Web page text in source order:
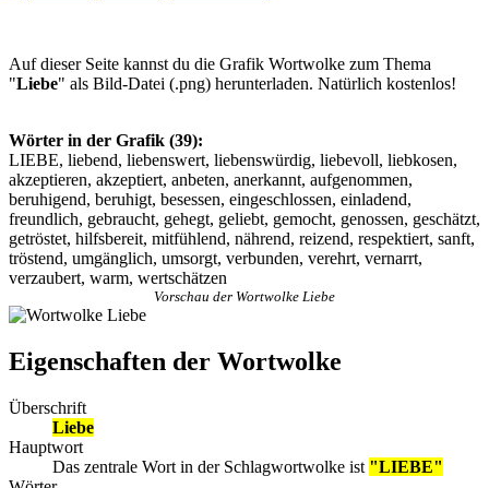
Auf dieser Seite kannst du die Grafik Wortwolke zum Thema
"Liebe" als Bild-Datei (.png) herunterladen. Natürlich kostenlos!
Wörter in der Grafik (39):
LIEBE, liebend, liebenswert, liebenswürdig, liebevoll, liebkosen,
akzeptieren, akzeptiert, anbeten, anerkannt, aufgenommen,
beruhigend, beruhigt, besessen, eingeschlossen, einladend,
freundlich, gebraucht, gehegt, geliebt, gemocht, genossen, geschätzt,
getröstet, hilfsbereit, mitfühlend, nährend, reizend, respektiert, sanft,
tröstend, umgänglich, umsorgt, verbunden, verehrt, vernarrt,
verzaubert, warm, wertschätzen
Vorschau der Wortwolke Liebe
Eigenschaften der Wortwolke
Überschrift
Liebe
Hauptwort
Das zentrale Wort in der Schlagwortwolke ist "LIEBE"